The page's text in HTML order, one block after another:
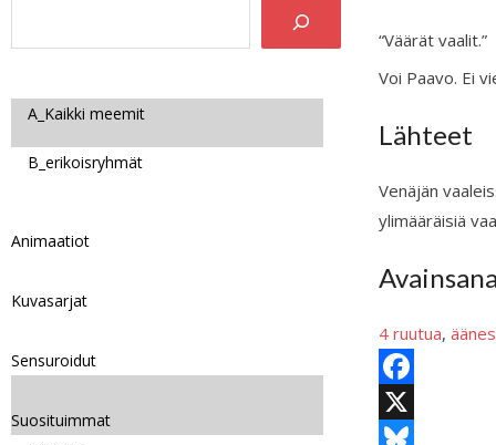
“Väärät vaalit.”
Voi Paavo. Ei
Lähteet
Venäjän
ylimääräisiä
4 ruutua,
F
aX
A_Kaikki meemit
B_erikoisryhmät
Animaatiot
Kuvasarjat
Sensuroidut
Suosituimmat